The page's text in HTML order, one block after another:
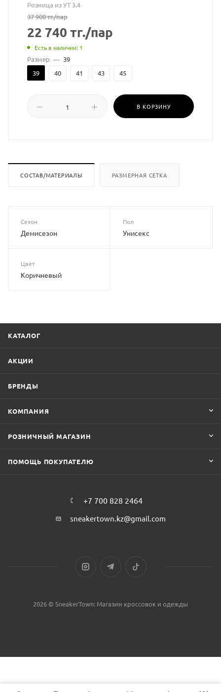
Розница из УТ 3.4
37 900тг./пар
22 740 тг./пар
Есть в наличии: 1
Размер — 39
39
40 41 43 45
В КОРЗИНУ
СОСТАВ/МАТЕРИАЛЫ РАЗМЕРНАЯ СЕТКА
Сезон
Демисезон
Пол
Унисекс
Цвет
Коричневый
КАТАЛОГ
АКЦИИ
БРЕНДЫ
КОМПАНИЯ
РОЗНИЧНЫЙ МАГАЗИН
ПОМОЩЬ ПОКУПАТЕЛЮ
+7 700 828 2464
sneakertown.kz@gmail.com
2026 © SneakerTown: Магазин кроссовок и одежды